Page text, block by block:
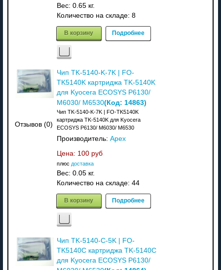
Вес: 0.65 кг.
Количество на складе: 8
В корзину Подробнее
Отзывов (0)
Чип TK-5140-K-7K | FO-
TK5140K картриджа TK-5140K
для Kyocera ECOSYS P6130/
M6030/ M6530(Код: 14863)
Чип TK-5140-K-7K | FO-TK5140K
картриджа TK-5140K для Kyocera
ECOSYS P6130/ M6030/ M6530
Производитель: Apex
Цена: 100 руб
плюс доставка
Вес: 0.05 кг.
Количество на складе: 44
В корзину Подробнее
Чип TK-5140-C-5K | FO-
TK5140C картриджа TK-5140C
для Kyocera ECOSYS P6130/